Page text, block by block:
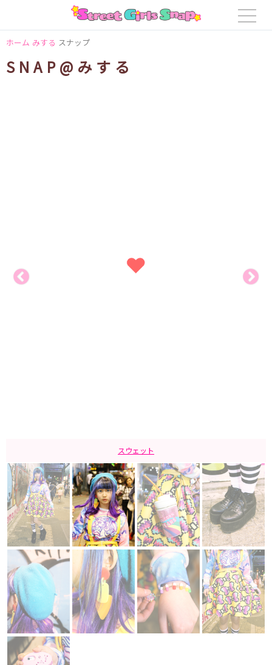
ホーム みする スナップ
SNAP@みする
スウェット